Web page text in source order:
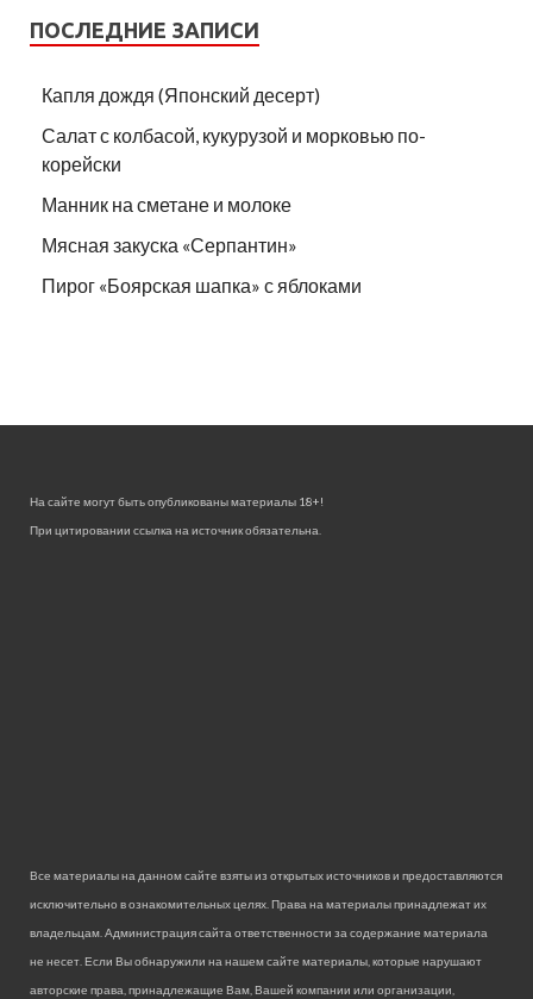
ПОСЛЕДНИЕ ЗАПИСИ
Капля дождя (Японский десерт)
Салат с колбасой, кукурузой и морковью по-
корейски
Манник на сметане и молоке
Мясная закуска «Серпантин»
Пирог «Боярская шапка» с яблоками
На сайте могут быть опубликованы материалы 18+!
При цитировании ссылка на источник обязательна.
Все материалы на данном сайте взяты из открытых источников и предоставляются
исключительно в ознакомительных целях. Права на материалы принадлежат их
владельцам. Администрация сайта ответственности за содержание материала
не несет. Если Вы обнаружили на нашем сайте материалы, которые нарушают
авторские права, принадлежащие Вам, Вашей компании или организации,